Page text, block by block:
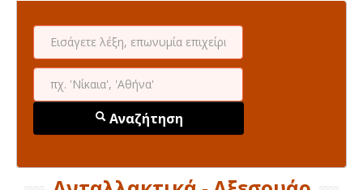
Αναζήτηση